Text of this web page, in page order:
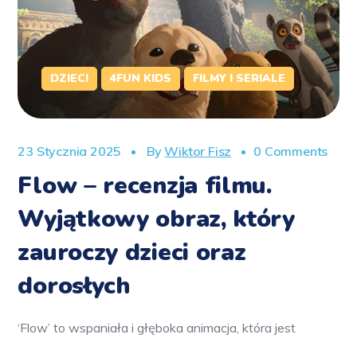
DZIECI 4FUN KIDS FILMY I SERIALE
23 Stycznia 2025 ByWiktor Fisz 0 Comments
Flow – recenzja filmu.
Wyjątkowy obraz, który
zauroczy dzieci oraz
dorosłych
‘Flow’ to wspaniała i głęboka animacja, która jest